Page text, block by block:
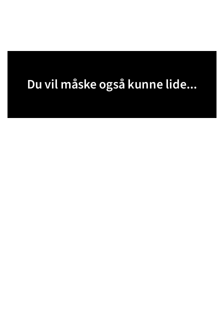
Du vil måske også kunne lide...